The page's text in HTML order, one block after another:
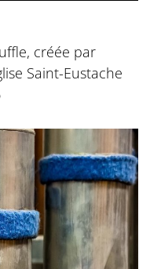
créée par
Saint-Eustache